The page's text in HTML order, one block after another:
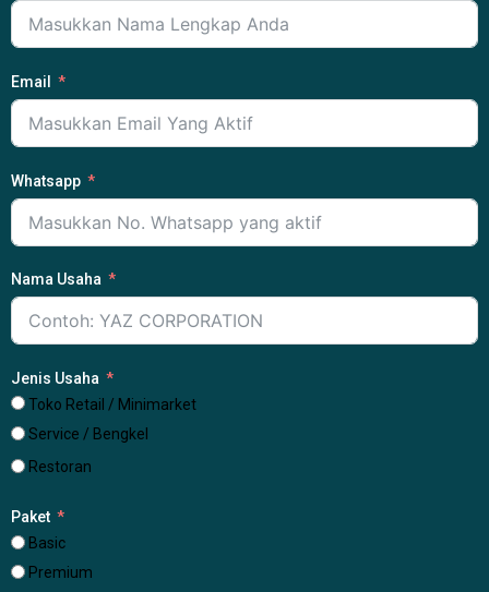
Email
Whatsapp
Nama Usaha
Jenis Usaha
Toko Retail / Minimarket
Service / Bengkel
Restoran
Paket
Basic
Premium